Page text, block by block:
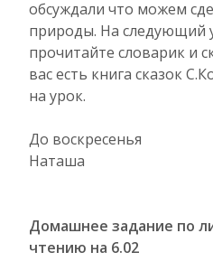
обсуждали что можем
природы. На следующий
прочитайте словарик и
вас есть книга сказок
на урок.
До воскресенья
Наташа
Домашнее задание по
чтению на 6.02